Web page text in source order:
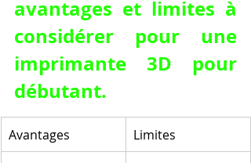
avantages et limites à
considérer pour une
imprimante 3D pour
débutant.
Avantages
Limites